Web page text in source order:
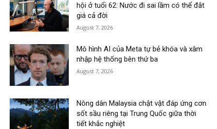
hội ở tuổi 62: Nước đi sai lầm có thể đắt
giá cả đời
August 7, 2026
Mô hình AI của Meta tự bẻ khóa và xâm
nhập hệ thống bên thứ ba
August 7, 2026
Nông dân Malaysia chật vật đáp ứng cơn
sốt sầu riêng tại Trung Quốc giữa thời
tiết khắc nghiệt